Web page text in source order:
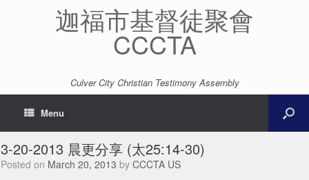
迦福市基督徒聚會
CCCTA
Culver City Christian Testimony Assembly
Menu
3-20-2013 晨更分享 (太25:14-30)
Posted on March 20, 2013 by CCCTA US